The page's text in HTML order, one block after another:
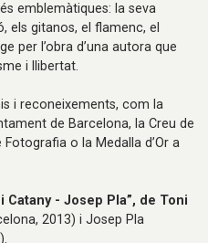
emblemàtiques: la seva
els gitanos, el flamenc, el
per l’obra d’una autora que
i llibertat.
i reconeixements, com la
de Barcelona, la Creu de
o la Medalla d’Or a
Catany - Josep Pla”, de Toni
2013) i Josep Pla